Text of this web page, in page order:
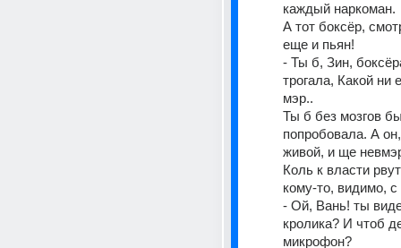
каждый наркоман.
А тот боксёр,
еще и пьян!
- Ты б, Зин,
трогала, Какой ни
мэр..
Ты б без мозгов
попробовала. А
живой, и ще
Коль к власти
кому-то, видимо, с
- Ой, Вань! ты
кролика? И чтоб
микрофон?